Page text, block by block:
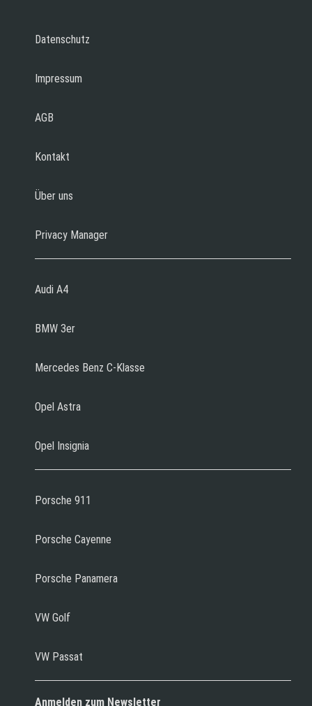
Datenschutz
Impressum
AGB
Kontakt
Über uns
Privacy Manager
Audi A4
BMW 3er
Mercedes Benz C-Klasse
Opel Astra
Opel Insignia
Porsche 911
Porsche Cayenne
Porsche Panamera
VW Golf
VW Passat
Anmelden zum Newsletter